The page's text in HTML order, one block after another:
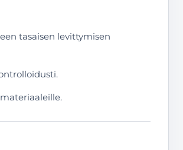
tasaisen levittymisen